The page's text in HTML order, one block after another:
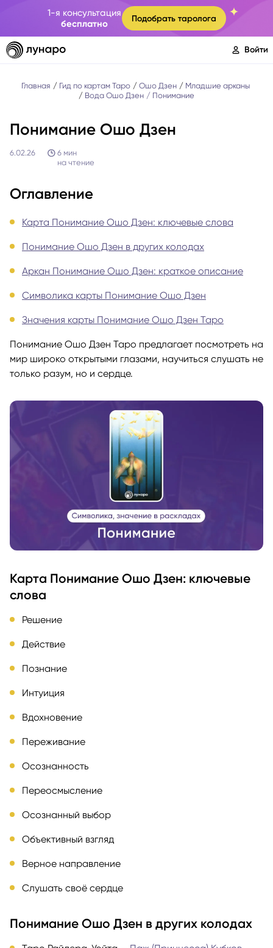
1-я консультация
бесплатно
Подобрать таролога
Войти
Главная Гид по картам Таро Ошо Дзен
Младшие арканы
Вода Ошо Дзен
Понимание
Понимание Ошо Дзен
6.02.26 6 мин
на чтение
Оглавление
Карта Понимание Ошо Дзен: ключевые слова
Понимание Ошо Дзен в других колодах
Аркан Понимание Ошо Дзен: краткое описание
Символика карты Понимание Ошо Дзен
Значения карты Понимание Ошо Дзен Таро
Понимание Ошо Дзен Таро предлагает посмотреть на
мир широко открытыми глазами, научиться слушать не
только разум, но и сердце.
Карта Понимание Ошо Дзен: ключевые
слова
Решение
Действие
Познание
Интуиция
Вдохновение
Переживание
Осознанность
Переосмысление
Осознанный выбор
Объективный взгляд
Верное направление
Слушать своё сердце
Понимание Ошо Дзен в других колодах